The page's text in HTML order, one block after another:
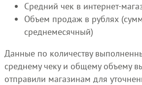
Средний чек в интернет-
Объем продаж в рублях
среднемесячный)
Данные по количеству
среднему чеку и общему объему
отправили магазинам для